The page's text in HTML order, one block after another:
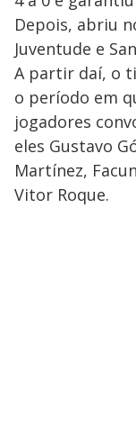
Depois, abriu
Juventude e
A partir daí, o
o período em
jogadores
eles Gustavo
Martínez,
Vitor Roque.